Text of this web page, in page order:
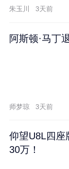
朱玉川 3天前
阿斯顿·马丁
师梦琼 3天前
仰望U8L四座
30万！